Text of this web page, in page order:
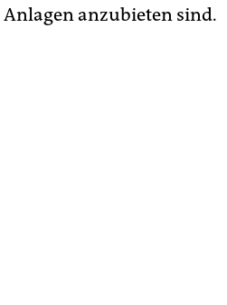
Anlagen anzubieten sind.